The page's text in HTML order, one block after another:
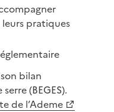
leurs pratiques
bilan
(BEGES).
de l’Ademe